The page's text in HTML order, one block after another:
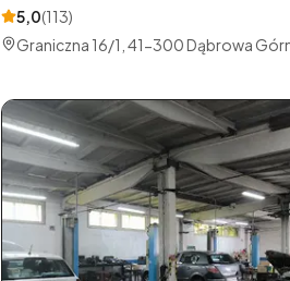
5,0(113)
Graniczna 16/1, 41-300 Dąbrowa